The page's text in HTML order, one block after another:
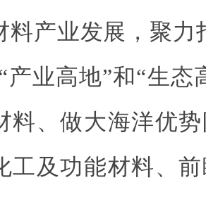
料产业发展，聚力
产业高地”和“生态
料、做大海洋优
工及功能材料、